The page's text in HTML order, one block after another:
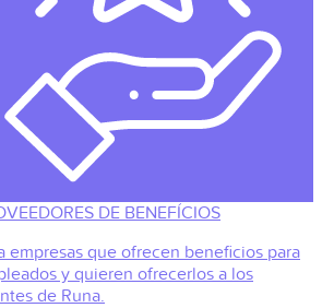
DE BENEFÍCIOS
empresas que ofrecen beneficios para
y quieren ofrecerlos a los
de Runa.